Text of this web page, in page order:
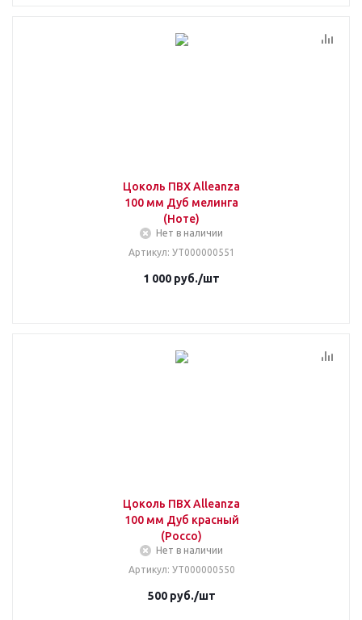
Цоколь ПВХ Alleanza
100 мм Дуб мелинга
(Ноте)
Нет в наличии
Артикул: УТ000000551
1 000 руб./шт
Цоколь ПВХ Alleanza
100 мм Дуб красный
(Россо)
Нет в наличии
Артикул: УТ000000550
500руб./шт